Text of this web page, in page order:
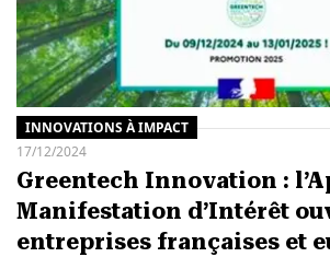
INNOVATIONS À IMPACT
17/12/2024
Greentech Innovation :
Manifestation d’Intérêt
entreprises françaises et